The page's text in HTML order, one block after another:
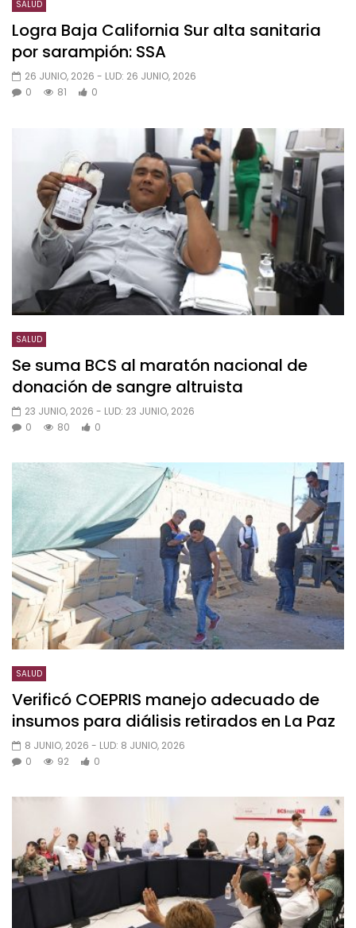
SALUD
Logra Baja California Sur alta sanitaria
por sarampión: SSA
26 JUNIO, 2026 - LUD: 26 JUNIO, 2026
0
81 0
SALUD
Se suma BCS al maratón nacional de
donación de sangre altruista
23 JUNIO, 2026 - LUD: 23 JUNIO, 2026
0
80 0
SALUD
Verificó COEPRIS manejo adecuado de
insumos para diálisis retirados en La Paz
8 JUNIO, 2026 - LUD: 8 JUNIO, 2026
0
92 0